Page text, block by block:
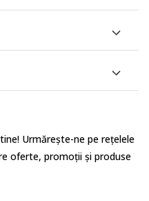
Urmărește-ne pe rețelele
oferte, promoții și produse